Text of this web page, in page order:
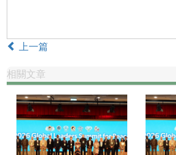
上一篇
相關文章